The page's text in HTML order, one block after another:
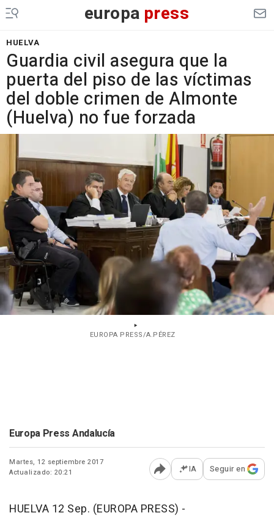
europa press
HUELVA
Guardia civil asegura que la
puerta del piso de las víctimas
del doble crimen de Almonte
(Huelva) no fue forzada
EUROPA PRESS/A.PÉREZ
Europa Press Andalucía
Martes, 12 septiembre 2017
Actualizado: 20:21
Abrir opciones para
IA Seguir en
HUELVA 12 Sep. (EUROPA PRESS) -